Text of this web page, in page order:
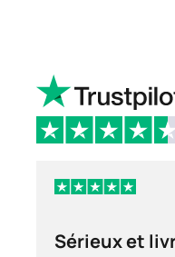
Sérieux et